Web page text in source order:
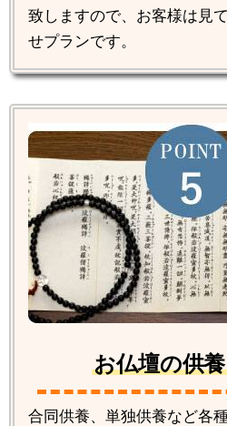
致しますので、お客様は見
せプランです。
お仏壇の供
合同供養、単独供養など各